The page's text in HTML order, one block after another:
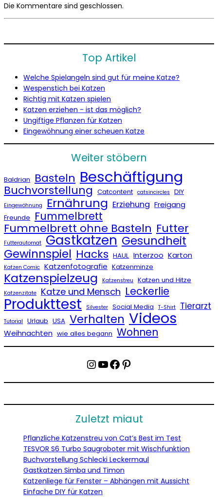
Die Kommentare sind geschlossen.
Top Artikel
Welche Spielangeln sind gut für meine Katze?
Wespenstich bei Katzen
Richtig mit Katzen spielen
Katzen erziehen - ist das möglich?
Ungiftige Pflanzen für Katzen
Eingewöhnung einer scheuen Katze
Weiter stöbern
Baldrian Basteln Beschäftigung
Buchvorstellung Catcontent catsincircles DIY
Eingewöhnung Ernährung Erziehung Freigang
Freunde Fummelbrett
Fummelbrett ohne Basteln Futter
Futterautomat Gastkatzen Gesundheit
Gewinnspiel Hacks HAUL Interzoo Karton
Katzen Comic Katzenfotografie Katzenminze
Katzenspielzeug Katzenstreu Katzen und Hitze
Katzenzitate Katze und Mensch Leckerlie
Produkttest Silvester Social Media T-Shirt Tierarzt
Tutorial Urlaub USA Verhalten Videos
Weihnachten wie alles begann Wohnen
Instagram
YouTube
Facebook
Pinterest
Zuletzt miaut
Pflanzliche Katzenstreu von Cat’s Best im Test
TESVOR S6 Turbo Saugroboter mit Wischfunktion
Buchvorstellung Schlecki Leckermaul
Gastkatzen Simba und Timon
Katzenliege für Fenster – Abhängen mit Aussicht
Einfache DIY für Katzen